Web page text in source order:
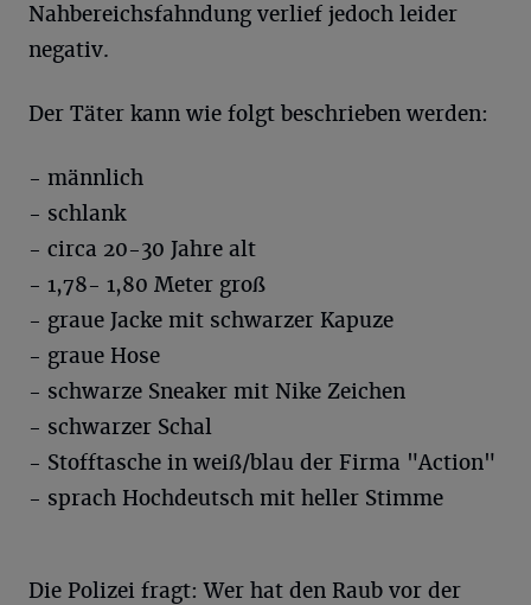
Nahbereichsfahndung verlief jedoch leider
negativ.
Der Täter kann wie folgt beschrieben werden:
- männlich
- schlank
- circa 20-30 Jahre alt
- 1,78- 1,80 Meter groß
- graue Jacke mit schwarzer Kapuze
- graue Hose
- schwarze Sneaker mit Nike Zeichen
- schwarzer Schal
- Stofftasche in weiß/blau der Firma "Action"
- sprach Hochdeutsch mit heller Stimme
Die Polizei fragt: Wer hat den Raub vor der